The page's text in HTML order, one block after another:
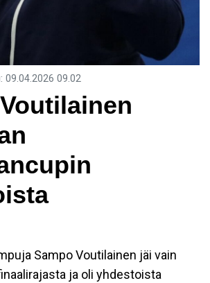
: 09.04.2026 09.02
Sampo Voutilainen jäi vain
ja oli yhdestoista